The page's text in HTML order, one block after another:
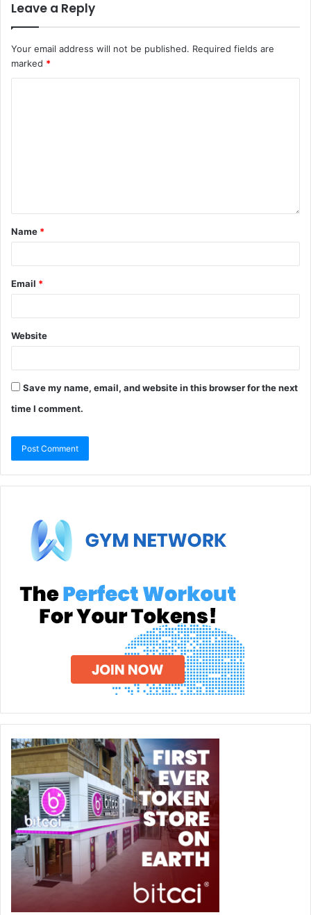
Leave a Reply
Your email address will not be published. Required fields are
marked *
Name *
Email *
Website
Save my name, email, and website in this browser for the next
time I comment.